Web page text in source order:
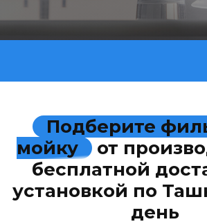
Подберите
мойку
от
бесплатной
установкой по
день